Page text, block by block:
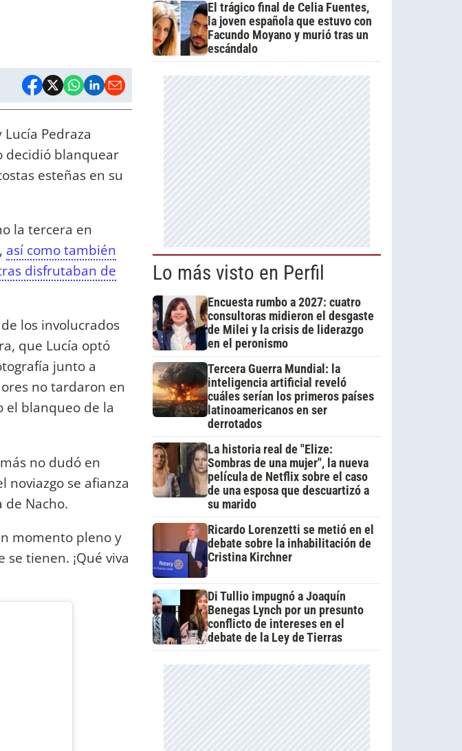
Pedraza
decidió blanquear
esteñas en su
la tercera en
así como también
disfrutaban de
los involucrados
que Lucía optó
junto a
no tardaron en
el blanqueo de la
no dudó en
se afianza
Nacho.
momento pleno y
tienen. ¡Qué viva
El trágico final de Celia Fuentes,
la joven española que estuvo con
Facundo Moyano y murió tras un
escándalo
Lo más visto en Perfil
Encuesta rumbo a 2027: cuatro
consultoras midieron el desgaste
de Milei y la crisis de liderazgo
en el peronismo
Tercera Guerra Mundial: la
inteligencia artificial reveló
cuáles serían los primeros países
latinoamericanos en ser
derrotados
La historia real de "Elize:
Sombras de una mujer", la nueva
película de Netflix sobre el caso
de una esposa que descuartizó a
su marido
Ricardo Lorenzetti se metió en el
debate sobre la inhabilitación de
Cristina Kirchner
Di Tullio impugnó a Joaquín
Benegas Lynch por un presunto
conflicto de intereses en el
debate de la Ley de Tierras